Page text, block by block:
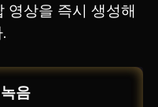
영상을 즉시 생성해
음